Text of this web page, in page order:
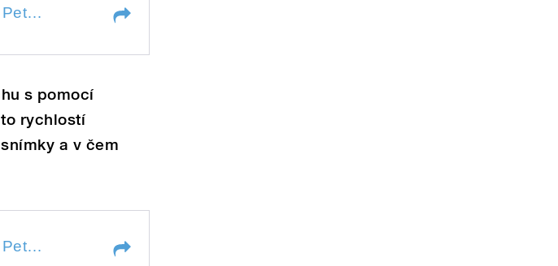
38/2010: Nový pohled na Slunce. Rozhovor s Petrem Kulhánkem - 1
s pomocí
rychlostí
a v čem
38/2010: Nový pohled na Slunce. Rozhovor s Petrem Kulhánkem - 2